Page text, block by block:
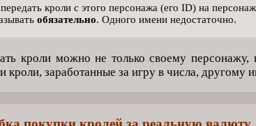
кроли с этого персонажа (его ID) на
обязательно. Одного имени недостаточно.
кроли можно не только своему
кроли, заработанные за игру в числа, другому